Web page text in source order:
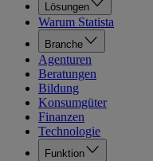
Lösungen
Warum Statista
Branche
Agenturen
Beratungen
Bildung
Konsumgüter
Finanzen
Technologie
Funktion